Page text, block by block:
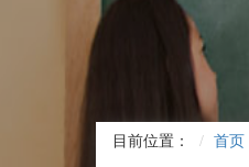
目前位置： 首页